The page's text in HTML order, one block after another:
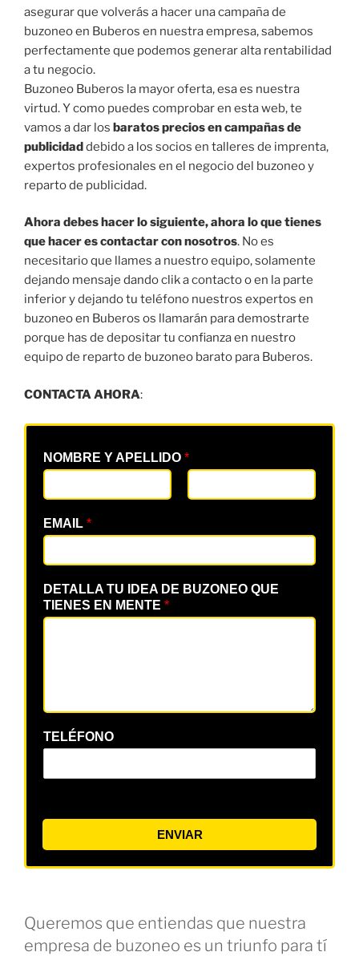
asegurar que volverás a hacer una campaña de
buzoneo en Buberos en nuestra empresa, sabemos
perfectamente que podemos generar alta rentabilidad
a tu negocio.
Buzoneo Buberos la mayor oferta, esa es nuestra
virtud. Y como puedes comprobar en esta web, te
vamos a dar los baratos precios en campañas de
publicidaddebido a los socios en talleres de imprenta,
expertos profesionales en el negocio del buzoneo y
reparto de publicidad.
Ahora debes hacer lo siguiente, ahora lo que tienes
que hacer es contactar con nosotros. No es
necesitario que llames a nuestro equipo, solamente
dejando mensaje dando clik a contacto o en la parte
inferior y dejando tu teléfono nuestros expertos en
buzoneo en Buberos os llamarán para demostrarte
porque has de depositar tu confianza en nuestro
equipo de reparto de buzoneo barato para Buberos.
CONTACTA AHORA:
NOMBRE Y APELLIDO *
EMAIL *
DETALLA TU IDEA DE BUZONEO QUE
TIENES EN MENTE *
TELÉFONO
ENVIAR
Queremos que entiendas que nuestra
empresa de buzoneo es un triunfo para tí